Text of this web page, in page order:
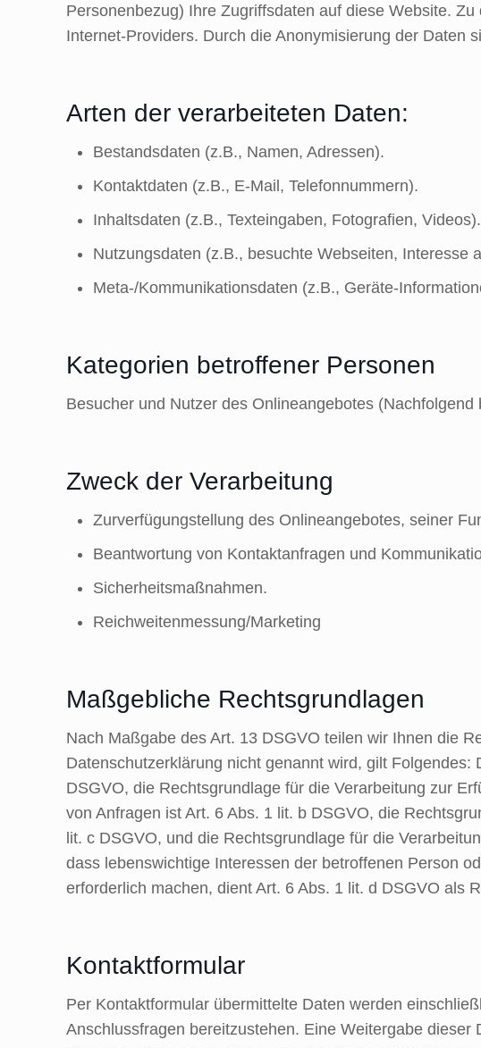
Personenbezug) Ihre Zugriffsdaten auf diese Website.
Internet-Providers. Durch die Anonymisierung der Daten
Arten der verarbeiteten Daten:
Bestandsdaten (z.B., Namen, Adressen).
Kontaktdaten (z.B., E-Mail, Telefonnummern).
Inhaltsdaten (z.B., Texteingaben, Fotografien, Videos).
Nutzungsdaten (z.B., besuchte Webseiten, Interesse
Meta-/Kommunikationsdaten (z.B., Geräte-
Kategorien betroffener Personen
Besucher und Nutzer des Onlineangebotes
Zweck der Verarbeitung
Zurverfügungstellung des Onlineangebotes, seiner
Beantwortung von Kontaktanfragen und
Sicherheitsmaßnahmen.
Reichweitenmessung/Marketing
Maßgebliche Rechtsgrundlagen
Nach Maßgabe des Art. 13 DSGVO teilen wir Ihnen die
Datenschutzerklärung nicht genannt wird, gilt
DSGVO, die Rechtsgrundlage für die Verarbeitung zur
von Anfragen ist Art. 6 Abs. 1 lit. b DSGVO, die
lit. c DSGVO, und die Rechtsgrundlage für die
dass lebenswichtige Interessen der betroffenen Person
erforderlich machen, dient Art. 6 Abs. 1 lit. d DSGVO als
Kontaktformular
Per Kontaktformular übermittelte Daten werden
Anschlussfragen bereitzustehen. Eine Weitergabe